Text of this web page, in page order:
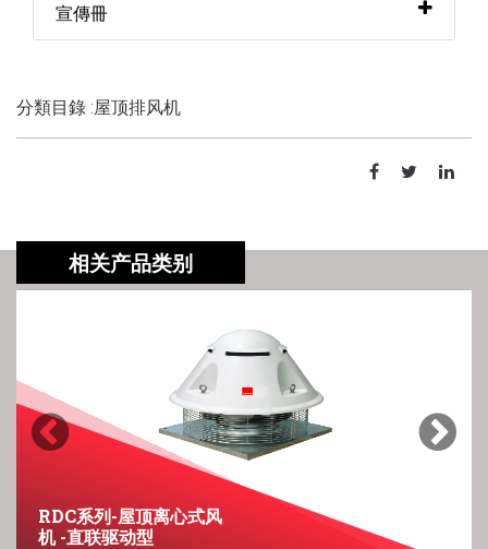
宣傳冊
分類目錄 :屋顶排风机
相关产品类别
RDC系列-屋顶离心式风
机 -直联驱动型
Previous Next